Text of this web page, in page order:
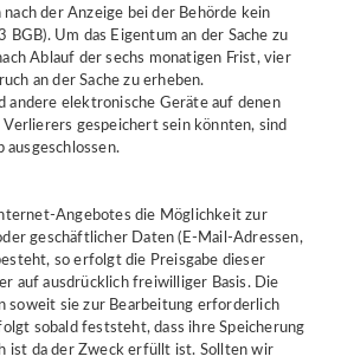
nach der Anzeige bei der Behörde kein
Um das Eigentum an der Sache zu
Ablauf der sechs monatigen Frist, vier
an der Sache zu erheben.
andere elektronische Geräte auf denen
gespeichert sein könnten, sind
Angebotes die Möglichkeit zur
geschäftlicher Daten (E-Mail-Adressen,
so erfolgt die Preisgabe dieser
auf ausdrücklich freiwilliger Basis. Die
soweit sie zur Bearbeitung erforderlich
sobald feststeht, dass ihre Speicherung
ist da der Zweck erfüllt ist. Sollten wir